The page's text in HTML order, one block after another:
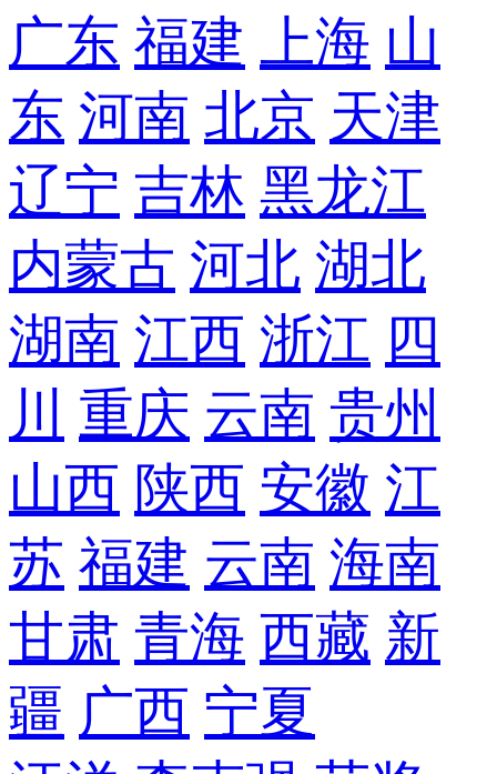
广东 福建 上海 山
东 河南 北京 天津
辽宁 吉林 黑龙江
内蒙古 河北 湖北
湖南 江西 浙江 四
川
重庆 云南 贵州
山西 陕西 安徽 江
苏 福建 云南 海南
甘肃 青海 西藏 新
疆 广西 宁夏